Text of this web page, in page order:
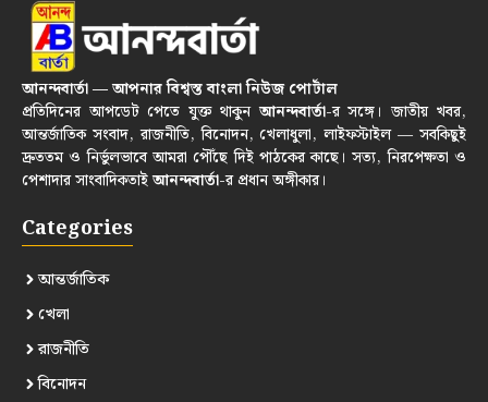
আনন্দবার্তা — আপনার বিশ্বস্ত বাংলা নিউজ পোর্টাল
প্রতিদিনের আপডেট পেতে যুক্ত থাকুনআনন্দবার্তা-র সঙ্গে। জাতীয় খবর,
আন্তর্জাতিক সংবাদ, রাজনীতি, বিনোদন, খেলাধুলা, লাইফস্টাইল — সবকিছুই
দ্রুততম ও নির্ভুলভাবে আমরা পৌঁছে দিই পাঠকের কাছে। সত্য, নিরপেক্ষতা ও
পেশাদার সাংবাদিকতাইআনন্দবার্তা-র প্রধান অঙ্গীকার।
Categories
আন্তর্জাতিক
খেলা
রাজনীতি
বিনোদন